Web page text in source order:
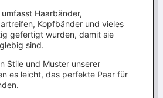
Haarbänder,
Kopfbänder und vieles
gefertigt wurden, damit sie
sind.
Stile und Muster unserer
es leicht, das perfekte Paar für